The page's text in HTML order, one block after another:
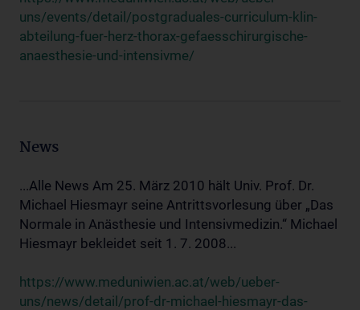
uns/events/detail/postgraduales-curriculum-klin-
abteilung-fuer-herz-thorax-gefaesschirurgische-
anaesthesie-und-intensivme/
News
...Alle News Am 25. März 2010 hält Univ. Prof. Dr.
Michael Hiesmayr seine Antrittsvorlesung über „Das
Normale in Anästhesie und Intensivmedizin.“ Michael
Hiesmayr bekleidet seit 1. 7. 2008...
https://www.meduniwien.ac.at/web/ueber-
uns/news/detail/prof-dr-michael-hiesmayr-das-